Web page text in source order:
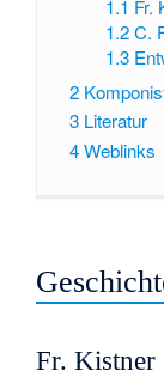
1.1 Fr.
1.2 C.
1.3
2
3 Literatur
4Weblinks
Fr. Kistner